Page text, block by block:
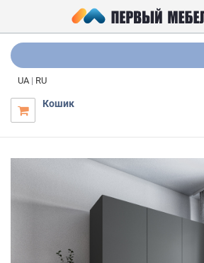
UA | RU

Кошик